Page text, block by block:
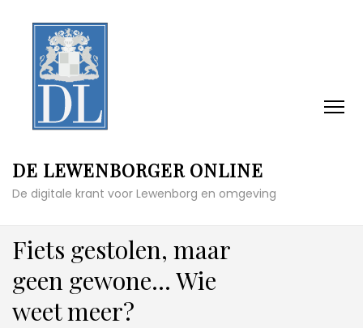
DE LEWENBORGER ONLINE
De digitale krant voor Lewenborg en omgeving
Fiets gestolen, maar
geen gewone… Wie
weet meer?